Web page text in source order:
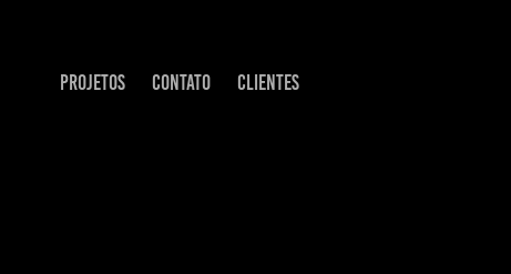
PROJETOS CONTATO CLIENTES